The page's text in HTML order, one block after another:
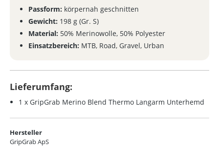
Passform: körpernah geschnitten
Gewicht: 198 g (Gr. S)
Material: 50% Merinowolle, 50% Polyester
Einsatzbereich: MTB, Road, Gravel, Urban
Lieferumfang:
1 x GripGrab Merino Blend Thermo Langarm Unterhemd
Hersteller
GripGrab ApS